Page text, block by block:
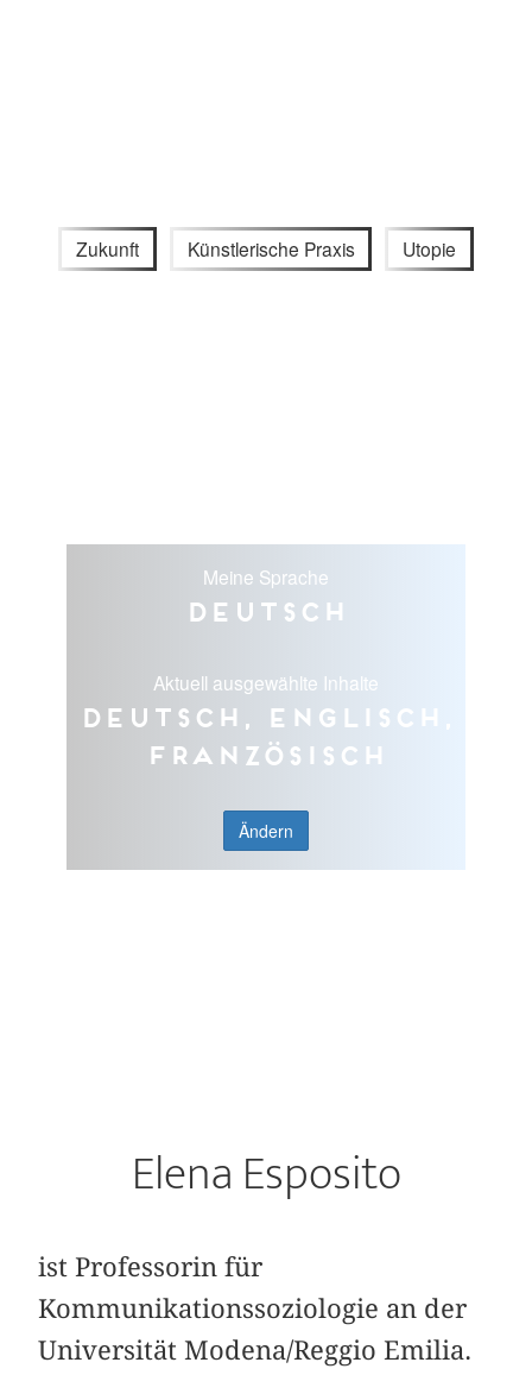
Zukunft Künstlerische Praxis Utopie
Meine Sprache
Deutsch
Aktuell ausgewählte Inhalte
Deutsch, Englisch,
Französisch
Ändern
Elena Esposito
ist Professorin für
Kommunikationssoziologie an der
Universität Modena/Reggio Emilia.